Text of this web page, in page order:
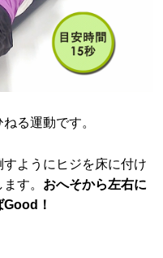
る運動です。
ようにヒジを床に付け
す。 おへそから左右に
！